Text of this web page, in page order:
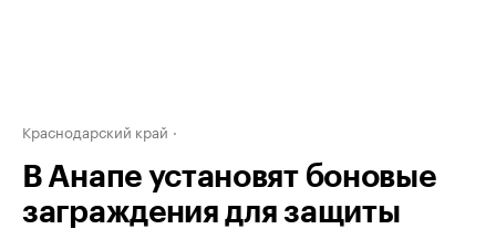
Краснодарский край
В Анапе установят боновые
заграждения для защиты